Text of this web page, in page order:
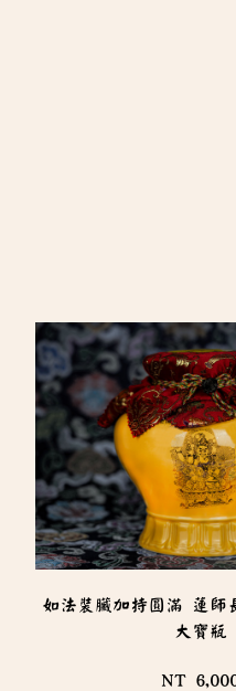
如法裝臟加持圓滿 蓮師
大寶瓶
NT